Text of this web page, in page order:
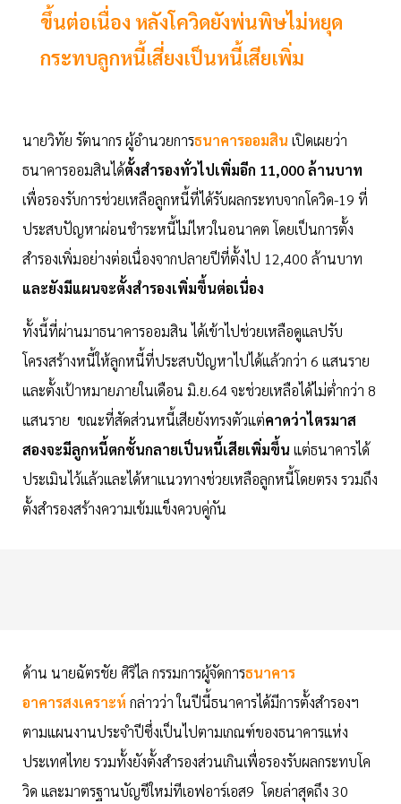
ขึ้นต่อเนื่อง หลังโควิดยังพ่นพิษไม่หยุด
กระทบลูกหนี้เสี่ยงเป็นหนี้เสียเพิ่ม
นายวิทัย รัตนากร ผู้อำนวยการธนาคารออมสิน เปิดเผยว่า
ธนาคารออมสินได้ตั้งสำรองทั่วไปเพิ่มอีก 11,000 ล้านบาท
เพื่อรองรับการช่วยเหลือลูกหนี้ที่ได้รับผลกระทบจากโควิด-19 ที่
ประสบปัญหาผ่อนชำระหนี้ไม่ไหวในอนาคต โดยเป็นการตั้ง
สำรองเพิ่มอย่างต่อเนื่องจากปลายปีที่ตั้งไป 12,400 ล้านบาท
และยังมีแผนจะตั้งสำรองเพิ่มขึ้นต่อเนื่อง
ทั้งนี้ที่ผ่านมาธนาคารออมสิน ได้เข้าไปช่วยเหลือดูแลปรับ
โครงสร้างหนี้ให้ลูกหนี้ที่ประสบปัญหาไปได้แล้วกว่า 6 แสนราย
และตั้งเป้าหมายภายในเดือน มิ.ย.64 จะช่วยเหลือได้ไม่ต่ำกว่า 8
แสนราย ขณะที่สัดส่วนหนี้เสียยังทรงตัวแต่คาดว่าไตรมาส
สองจะมีลูกหนี้ตกชั้นกลายเป็นหนี้เสียเพิ่มขึ้น แต่ธนาคารได้
ประเมินไว้แล้วและได้หาแนวทางช่วยเหลือลูกหนี้โดยตรง รวมถึง
ตั้งสำรองสร้างความเข้มแข็งควบคู่กัน
ด้าน นายฉัตรชัย ศิริไล กรรมการผู้จัดการธนาคาร
อาคารสงเคราะห์ กล่าวว่า ในปีนี้ธนาคารได้มีการตั้งสำรองฯ
ตามแผนงานประจำปีซึ่งเป็นไปตามเกณฑ์ของธนาคารแห่ง
ประเทศไทย รวมทั้งยังตั้งสำรองส่วนเกินเพื่อรองรับผลกระทบโค
วิด และมาตรฐานบัญชีใหม่ทีเอฟอาร์เอส9 โดยล่าสุดถึง 30